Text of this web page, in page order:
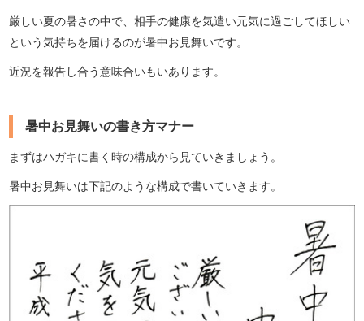
厳しい夏の暑さの中で、相手の健康を気遣い元気に過ごしてほしい
という気持ちを届けるのが暑中お見舞いです。
近況を報告し合う意味合いもいあります。
暑中お見舞いの書き方マナー
まずはハガキに書く時の構成から見ていきましょう。
暑中お見舞いは下記のような構成で書いていきます。